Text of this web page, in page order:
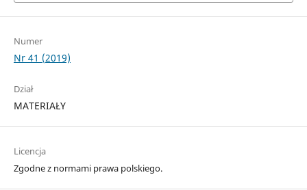
Numer
Nr 41 (2019)
Dział
MATERIAŁY
Licencja
Zgodne z normami prawa polskiego.